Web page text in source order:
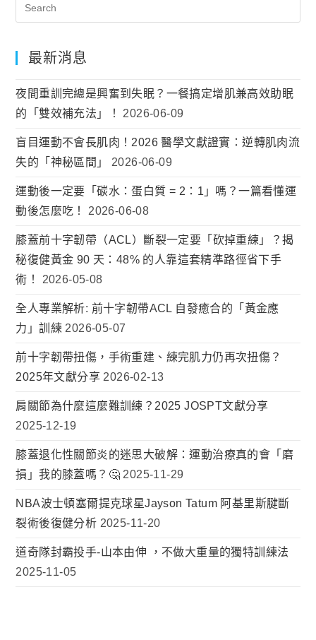
最新消息
夜間重訓完總是興奮到失眠？一餐搞定增肌兼高效助眠
的「雙效補充法」！
2026-06-09
盲目運動不會長肌肉！2026 醫學文獻證實：逆轉肌肉流
失的「神秘區間」
2026-06-09
運動後一定要「碳水：蛋白質 = 2：1」嗎？一篇看懂運
動後怎麼吃！
2026-06-08
膝蓋前十字韌帶（ACL）斷裂一定要「砍掉重練」？揭
秘復健黃金 90 天：48% 的人靠這套精準路徑省下手
術！
2026-05-08
全人專業解析: 前十字韌帶ACL 自發癒合的「黃金應
力」訓練 2026-05-07
前十字韌帶扭傷，手術重建、練完肌力仍再次扭傷？
2025年文獻分享 2026-02-13
肩關節為什麼這麼難訓練？2025 JOSPT文獻分享
2025-12-19
膝蓋退化性關節炎的迷思大破解：運動治療真的會「磨
損」我的膝蓋嗎？🤔 2025-11-29
NBA波士頓塞爾提克球星Jayson Tatum 阿基里斯腱斷
裂術後復健分析 2025-11-20
道奇隊封霸投手-山本由伸 ，不做大重量的獨特訓練法
2025-11-05